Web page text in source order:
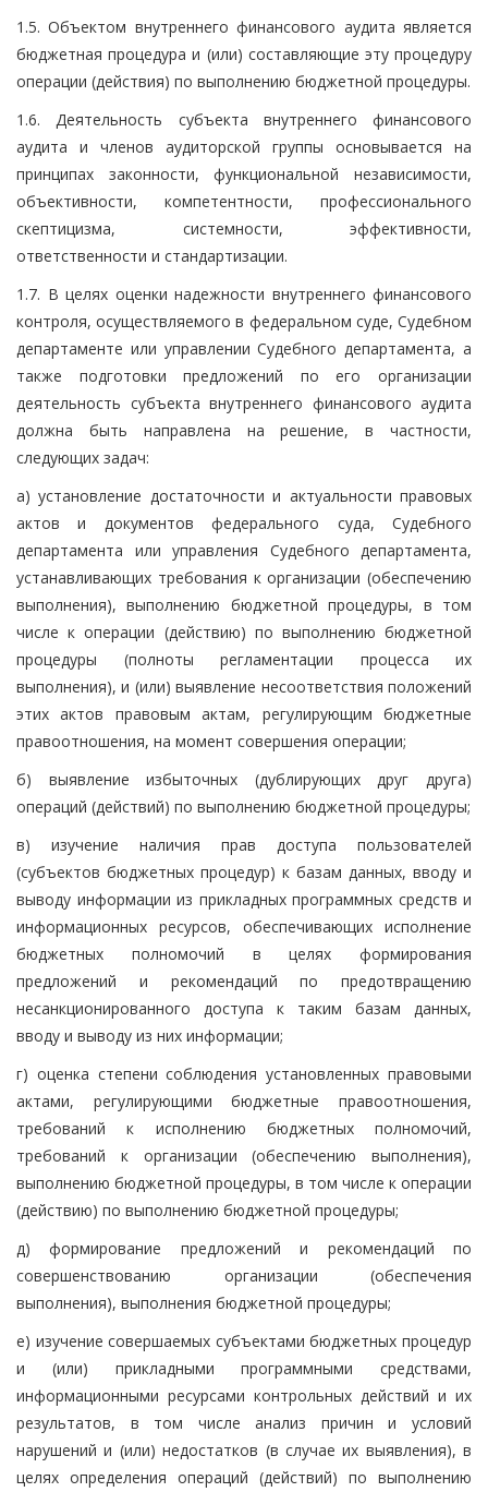
1.5. Объектом внутреннего финансового аудита является
бюджетная процедура и (или) составляющие эту процедуру
операции (действия) по выполнению бюджетной процедуры.
1.6. Деятельность субъекта внутреннего финансового
аудита и членов аудиторской группы основывается на
принципах законности, функциональной независимости,
объективности, компетентности, профессионального
скептицизма, системности, эффективности,
ответственности и стандартизации.
1.7. В целях оценки надежности внутреннего финансового
контроля, осуществляемого в федеральном суде, Судебном
департаменте или управлении Судебного департамента, а
также подготовки предложений по его организации
деятельность субъекта внутреннего финансового аудита
должна быть направлена на решение, в частности,
следующих задач:
а) установление достаточности и актуальности правовых
актов и документов федерального суда, Судебного
департамента или управления Судебного департамента,
устанавливающих требования к организации (обеспечению
выполнения), выполнению бюджетной процедуры, в том
числе к операции (действию) по выполнению бюджетной
процедуры (полноты регламентации процесса их
выполнения), и (или) выявление несоответствия положений
этих актов правовым актам, регулирующим бюджетные
правоотношения, на момент совершения операции;
б) выявление избыточных (дублирующих друг друга)
операций (действий) по выполнению бюджетной процедуры;
в) изучение наличия прав доступа пользователей
(субъектов бюджетных процедур) к базам данных, вводу и
выводу информации из прикладных программных средств и
информационных ресурсов, обеспечивающих исполнение
бюджетных полномочий в целях формирования
предложений и рекомендаций по предотвращению
несанкционированного доступа к таким базам данных,
вводу и выводу из них информации;
г) оценка степени соблюдения установленных правовыми
актами, регулирующими бюджетные правоотношения,
требований к исполнению бюджетных полномочий,
требований к организации (обеспечению выполнения),
выполнению бюджетной процедуры, в том числе к операции
(действию) по выполнению бюджетной процедуры;
д) формирование предложений и рекомендаций по
совершенствованию организации (обеспечения
выполнения), выполнения бюджетной процедуры;
е) изучение совершаемых субъектами бюджетных процедур
и (или) прикладными программными средствами,
информационными ресурсами контрольных действий и их
результатов, в том числе анализ причин и условий
нарушений и (или) недостатков (в случае их выявления), в
целях определения операций (действий) по выполнению